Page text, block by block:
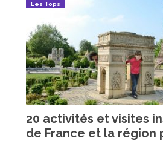
Les Tops
20 activités et visites
de France et la région